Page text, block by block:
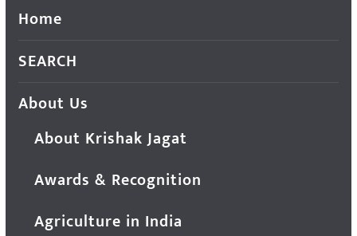
Home
SEARCH
About Us
About Krishak Jagat
Awards & Recognition
Agriculture in India